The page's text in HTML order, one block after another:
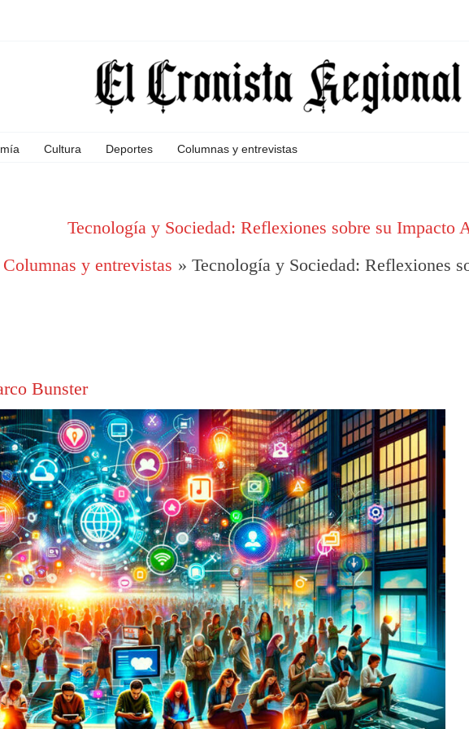
Cultura Deportes Columnas y entrevistas
Tecnología y Sociedad: Reflexiones sobre su Impacto
Columnas y entrevistas Tecnología y Sociedad: Reflexiones
Bunster